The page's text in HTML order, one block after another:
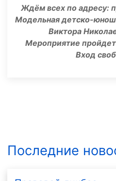
Ждём всех по адресу:
Модельная детско-
Виктора
Мероприятие
Вход
Последние